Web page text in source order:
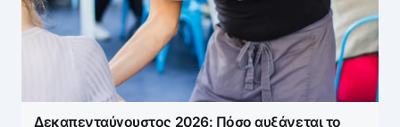
Δεκαπενταύγουστος 2026: Πόσο αυξάνεται το